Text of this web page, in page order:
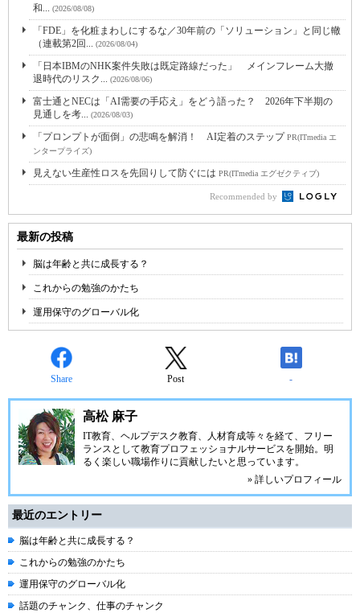
和... (2026/08/08)
「FDE」を化粧まわしにするな／30年前の「ソリューション」と同じ轍
（連載第2回... (2026/08/04)
「日本IBMのNHK案件失敗は既定路線だった」 メインフレーム大撤
退時代のリスク... (2026/08/06)
富士通とNECは「AI需要の手応え」をどう語った？ 2026年下半期の
見通しを考... (2026/08/03)
「プロンプトが面倒」の悲鳴を解消！ AI定着のステップPR(ITmedia エ
ンタープライズ)
見えない生産性ロスを先回りして防ぐには PR(ITmedia エグゼクティブ)
Recommended by
最新の投稿
脳は年齢と共に成長する？
これからの勉強のかたち
運用保守のグローバル化
Share Post -
高松 麻子
IT教育、ヘルプデスク教育、人材育成等々を経て、フリー
ランスとして教育プロフェッショナルサービスを開始。明
るく楽しい職場作りに貢献したいと思っています。
» 詳しいプロフィール
最近のエントリー
脳は年齢と共に成長する？
これからの勉強のかたち
運用保守のグローバル化
話題のチャンク、仕事のチャンク